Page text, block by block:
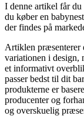
I denne artikel får
du køber en
der findes på
Artiklen præsenterer
variationen i design,
et informativt
passer bedst til dit
produkterne er
producenter og
og overskuelig